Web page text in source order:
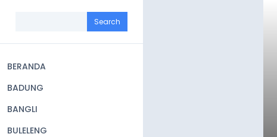
navigation
BERANDA
BADUNG
BANGLI
BULELENG